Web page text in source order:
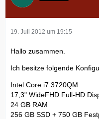
19. Juli 2012 um 19:15
Hallo zusammen.
Ich besitze folgende
Intel Core i7 3720QM
17,3" WideFHD Full-HD
24 GB RAM
256 GB SSD + 750 GB